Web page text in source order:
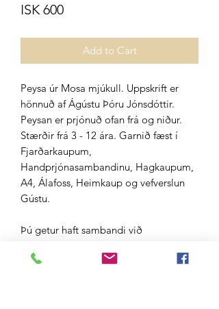
ISK 600Price
Add to Cart
Peysa úr Mosa mjúkull. Uppskrift er
hönnuð af Ágústu Þóru Jónsdóttir.
Peysan er prjónuð ofan frá og niður.
Stærðir frá 3 - 12 ára. Garnið fæst í
Fjarðarkaupum,
Handprjónasambandinu, Hagkaupum,
A4, Álafoss, Heimkaup og vefverslun
Gústu.
Þú getur haft sambandi við